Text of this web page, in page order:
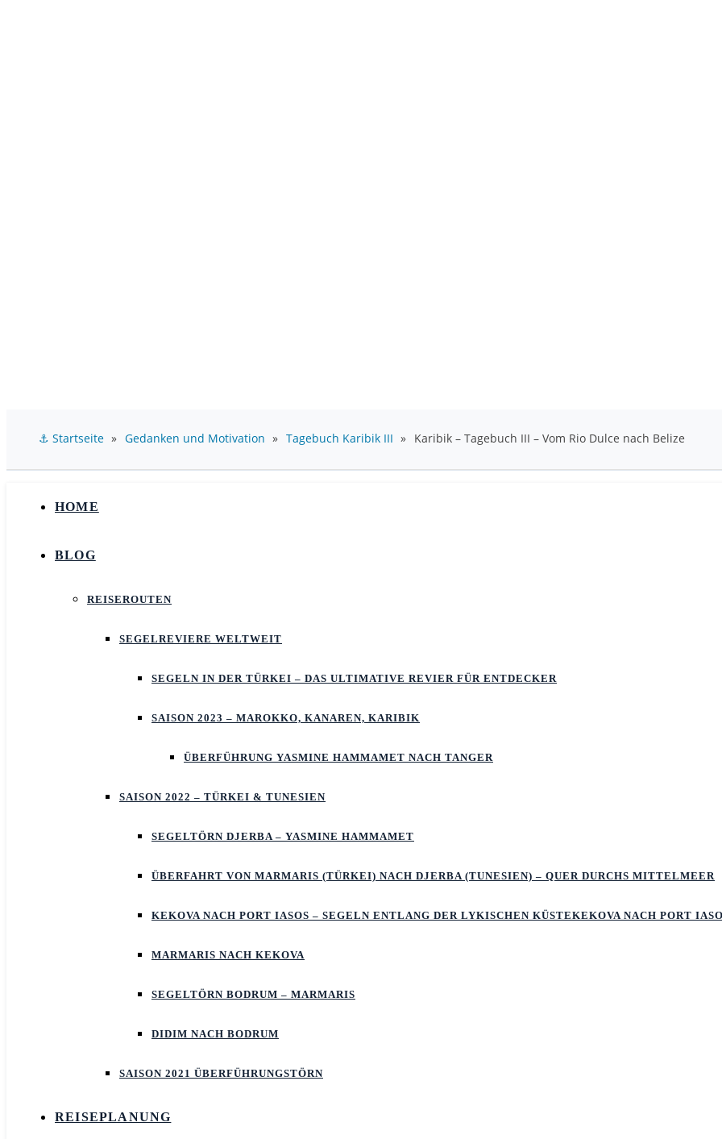
⚓ Startseite » Gedanken und Motivation » Tagebuch Karibik III » Karibik – Tagebuch III – Vom Rio Dulce nach Belize
HOME
BLOG
REISEROUTEN
SEGELREVIERE WELTWEIT
SEGELN IN DER TÜRKEI – DAS ULTIMATIVE REVIER FÜR ENTDECKER
SAISON 2023 – MAROKKO, KANAREN, KARIBIK
ÜBERFÜHRUNG YASMINE HAMMAMET NACH TANGER
SAISON 2022 – TÜRKEI & TUNESIEN
SEGELTÖRN DJERBA – YASMINE HAMMAMET
ÜBERFAHRT VON MARMARIS (TÜRKEI) NACH DJERBA (TUNESIEN) – QUER DURCHS MITTELMEER
KEKOVA NACH PORT IASOS – SEGELN ENTLANG DER LYKISCHEN KÜSTEKEKOVA NACH PORT
MARMARIS NACH KEKOVA
SEGELTÖRN BODRUM – MARMARIS
DIDIM NACH BODRUM
SAISON 2021 ÜBERFÜHRUNGSTÖRN
REISEPLANUNG